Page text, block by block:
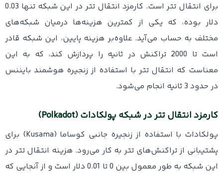
برای انتقال تتر است. کارمزد انتقال تتر در این شبکه تنها 0.03
دلار بوده، که یکی از کمترین هزینه‌ها درمیان شبکه‌های
مختلف به حساب می‌آید. علاوه‌بر هزینه پایین، این شبکه قادر
است تا 2000 تراکنش در ثانیه را پردازش کند، که به این
معناست که انتقال تتر با استفاده از زنجیره هوشمند بایننس
در حدود 3 ثانیه انجام می‌شود.
کارمزد انتقال تتر در شبکه پولکادات (Polkadot)
پولکادات با استفاده از زنجیره جانبی کوساما (Kusama) برای
پشتیبانی از تراکنش‌های تتر به کار می‌رود. هزینه انتقال تتر در
این شبکه به طور معمول بین 0 تا 0.01 دلار است و از آنجایی که